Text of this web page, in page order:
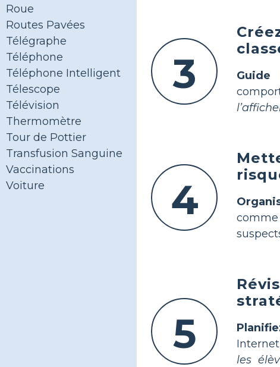
Roue
Routes Pavées
Télégraphe
Téléphone
Téléphone Intelligent
Télescope
Télévision
Thermomètre
Tour de Pottier
Transfusion Sanguine
Vaccinations
Voiture
3 Guide
4
comme
5
les